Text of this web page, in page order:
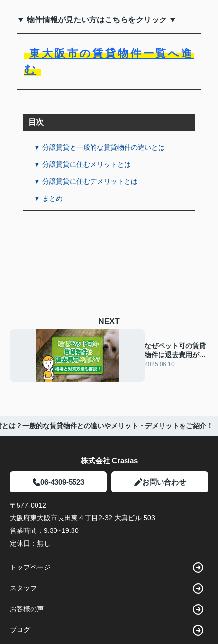
▼ 物件情報が見たい方はこちらをクリック ▼
東大阪市の賃貸物件一覧へ進
む
目次
▼ 分譲賃貸と一般的な賃貸物件の違いとは
▼ 分譲賃貸に住むメリットとは
▼ 分譲賃貸に住むデメリットとは
▼ まとめ
NEXT
なぜペット可の賃貸
物件は退去費用が高
い？相場と対策方法
2025.06.10
は？一般的な賃貸物件との違いやメリット・デメリットをご紹介！
株式会社 Crasias
06-4309-5523 お問い合わせ
〒577-0012
大阪府東大阪市長田東４丁目2-32 大真ビル 503
営業時間： 9:30~19:30
定休日： 無し
トップページ
スタッフ
お客様の声
ブログ